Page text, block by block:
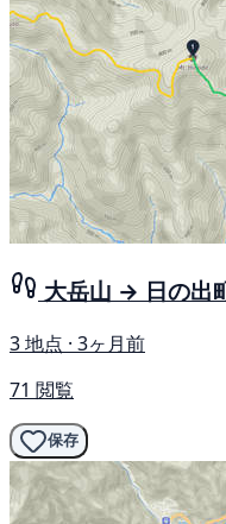
大岳山 → 日の出
3 地点 · 3ヶ月前
71 閲覧
保存